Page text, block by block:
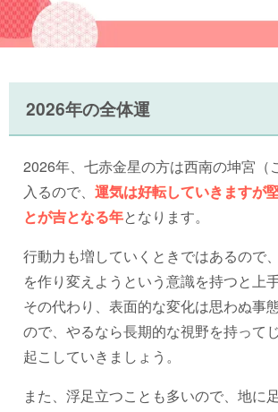
2026年の全体運
2026年、七赤金星の方は西南の坤宮（
入るので、 運気は好転していきますが
とが吉となる年となります。
行動力も増していくときではあるので
を作り変えようという意識を持つと上
その代わり、表面的な変化は思わぬ事
ので、やるなら長期的な視野を持って
起こしていきましょう。
また、浮足立つことも多いので、地に